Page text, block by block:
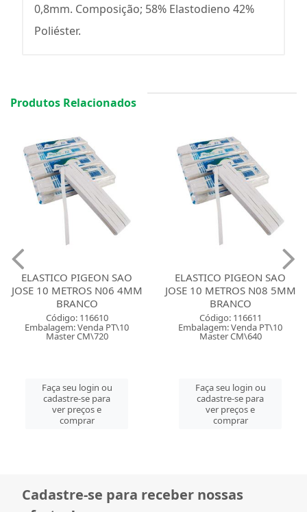
0,8mm. Composição; 58% Elastodieno 42%
Poliéster.
Produtos Relacionados
ELASTICO PIGEON SAO
JOSE 10 METROS N06 4MM
BRANCO
Código: 116610
Embalagem: Venda PT\10
Master CM\720
Faça seu login ou
cadastre-se para
ver preços e
comprar
ELASTICO PIGEON SAO
JOSE 10 METROS N08 5MM
BRANCO
Código: 116611
Embalagem: Venda PT\10
Master CM\640
Faça seu login ou
cadastre-se para
ver preços e
comprar
Cadastre-se para receber nossas